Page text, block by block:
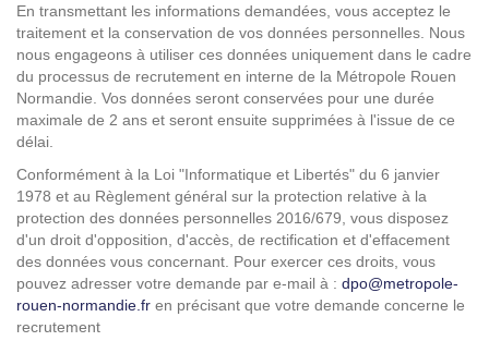
En transmettant les informations demandées, vous acceptez le
traitement et la conservation de vos données personnelles. Nous
nous engageons à utiliser ces données uniquement dans le cadre
du processus de recrutement en interne de la Métropole Rouen
Normandie. Vos données seront conservées pour une durée
maximale de 2 ans et seront ensuite supprimées à l'issue de ce
délai.
Conformément à la Loi "Informatique et Libertés" du 6 janvier
1978 et au Règlement général sur la protection relative à la
protection des données personnelles 2016/679, vous disposez
d'un droit d'opposition, d'accès, de rectification et d'effacement
des données vous concernant. Pour exercer ces droits, vous
pouvez adresser votre demande par e-mail à : dpo@metropole-
rouen-normandie.fr en précisant que votre demande concerne le
recrutement